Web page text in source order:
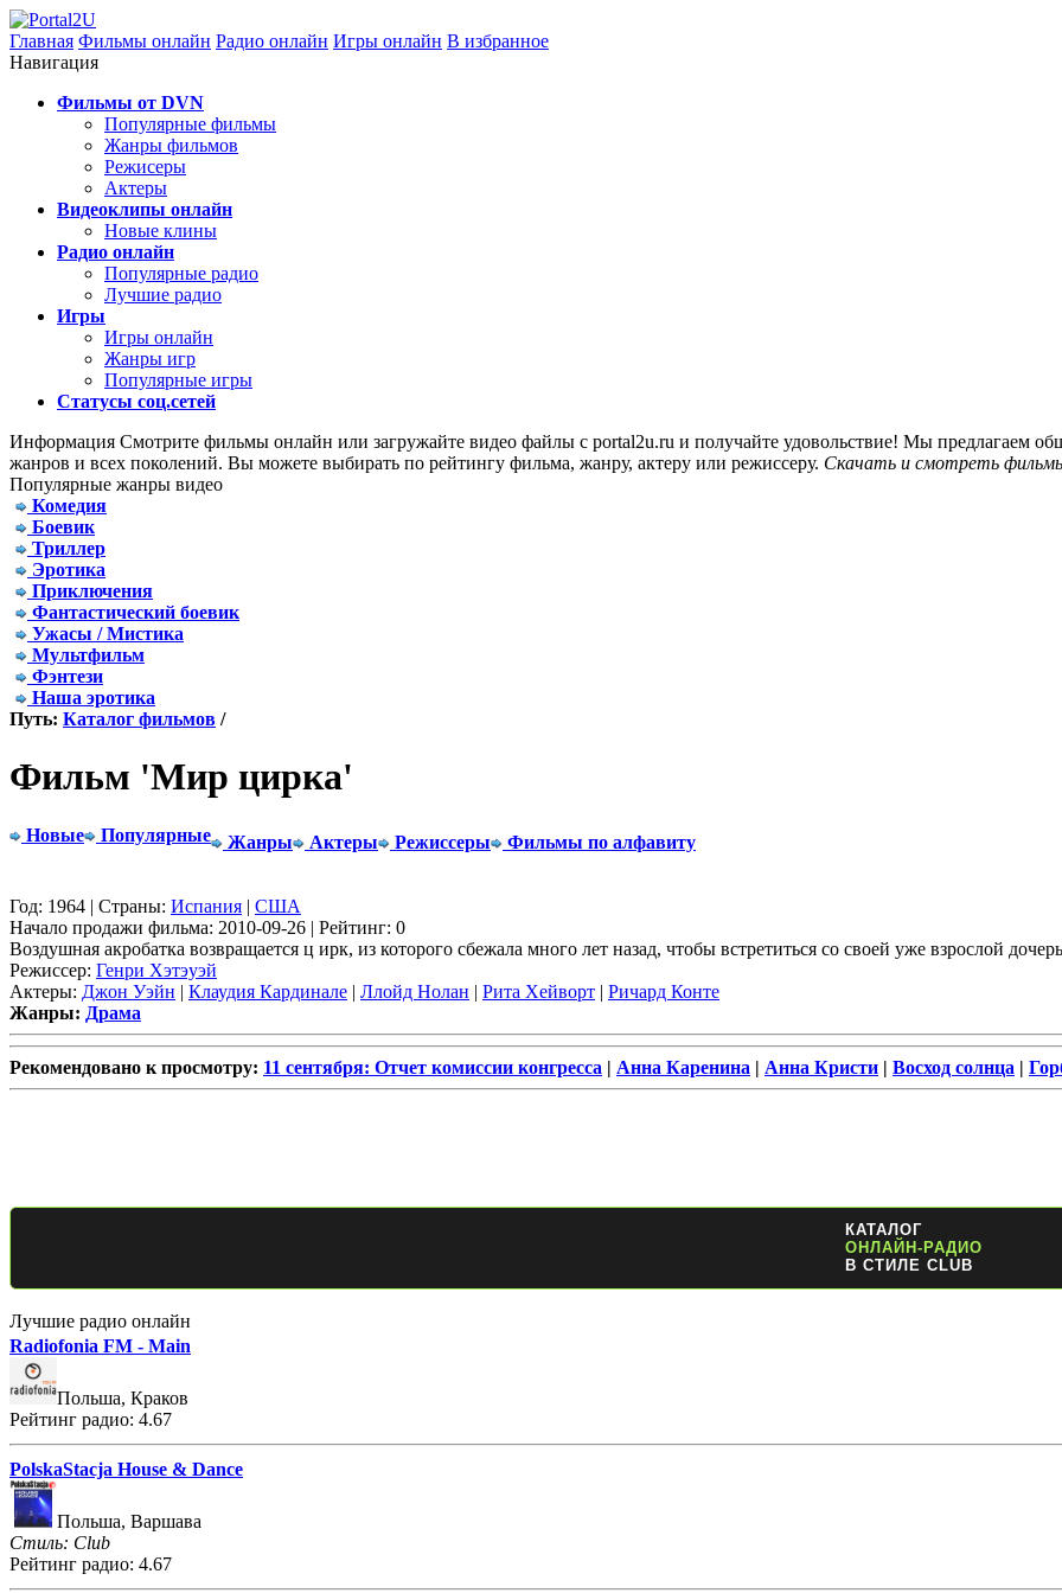
Главная Фильмы онлайн Радио онлайн Игры онлайн В избранное
Навигация
Фильмы от DVN
Популярные фильмы
Жанры фильмов
Режисеры
Актеры
Видеоклипы онлайн
Новые клины
Радио онлайн
Популярные радио
Лучшие радио
Игры
Игры онлайн
Жанры игр
Популярные игры
Статусы соц.сетей
Информация Смотрите фильмы онлайн или загружайте видео файлы с portal2u.ru и получайте удовольствие! Мы предлагаем
жанров и всех поколений. Вы можете выбирать по рейтингу фильма, жанру, актеру или режиссеру. Скачать и смотреть
Популярные жанры видео
Комедия
Боевик
Триллер
Эротика
Приключения
Фантастический боевик
Ужасы / Мистика
Мультфильм
Фэнтези
Наша эротика
Путь: Каталог фильмов /
Фильм 'Мир цирка'
Новые Популярные Жанры Актеры Режиссеры Фильмы по алфавиту
Год: 1964 | Страны: Испания | США
Начало продажи фильма: 2010-09-26 | Рейтинг: 0
Воздушная акробатка возвращается ц ирк, из которого сбежала много лет назад, чтобы встретиться со своей уже взрослой
Режиссер: Генри Хэтэуэй
Актеры: Джон Уэйн | Клаудия Кардинале | Ллойд Нолан | Рита Хейворт | Ричард Конте
Жанры: Драма
Рекомендовано к просмотру: 11 сентября: Отчет комиссии конгресса | Анна Каренина | Анна Кристи | Восход солнца |
КАТАЛОГ
ОНЛАЙН-РАДИО
В СТИЛЕ CLUB
Лучшие радио онлайн
Radiofonia FM - Main
Польша, Краков
Рейтинг радио: 4.67
PolskaStacja House & Dance
Польша, Варшава
Стиль: Club
Рейтинг радио: 4.67